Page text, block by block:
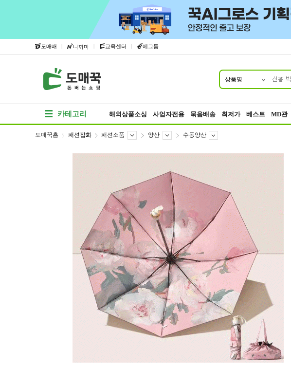
도매매 | 나까마 | 교육센터 | 에그돔
상품명
카테고리 해외상품소싱 사업자전용 묶음배송 최저가 베스트 MD관
도매꾹홈 패션잡화 패션소품 양산 수동양산